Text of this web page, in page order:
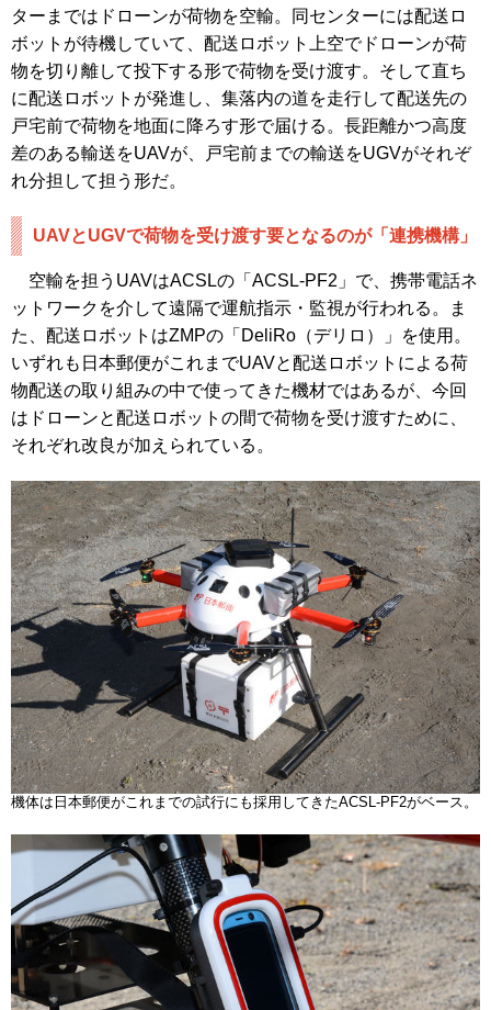
ターまではドローンが荷物を空輸。同センターには配送ロ
ボットが待機していて、配送ロボット上空でドローンが荷
物を切り離して投下する形で荷物を受け渡す。そして直ち
に配送ロボットが発進し、集落内の道を走行して配送先の
戸宅前で荷物を地面に降ろす形で届ける。長距離かつ高度
差のある輸送をUAVが、戸宅前までの輸送をUGVがそれぞ
れ分担して担う形だ。
UAVとUGVで荷物を受け渡す要となるのが「連携機構」
空輸を担うUAVはACSLの「ACSL-PF2」で、携帯電話ネ
ットワークを介して遠隔で運航指示・監視が行われる。ま
た、配送ロボットはZMPの「DeliRo（デリロ）」を使用。
いずれも日本郵便がこれまでUAVと配送ロボットによる荷
物配送の取り組みの中で使ってきた機材ではあるが、今回
はドローンと配送ロボットの間で荷物を受け渡すために、
それぞれ改良が加えられている。
機体は日本郵便がこれまでの試行にも採用してきたACSL-PF2がベース。